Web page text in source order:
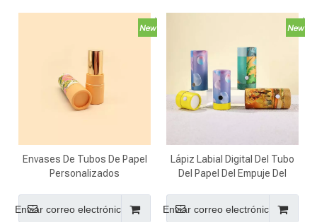
Envases De Tubos De Papel
Personalizados
Enviar correo electrónico
Lápiz Labial Digital Del Tubo
Del Papel Del Empuje Del
Color
Enviar correo electrónico